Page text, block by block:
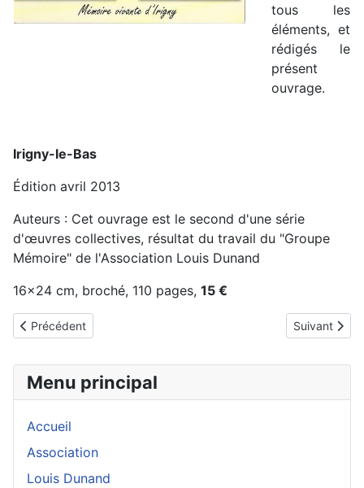
Menu principal
Accueil
Association
Louis Dunand
tous les
éléments, et
rédigés le
présent
ouvrage.
Irigny-le-Bas
Édition avril 2013
Auteurs : Cet ouvrage est le second d'une série
d'œuvres collectives, résultat du travail du "Groupe
Mémoire" de l'Association Louis Dunand
16x24 cm, broché, 110 pages, 15 €
Article précédent : Les Dessous de l'Armoire
Précédent Article
Suivant